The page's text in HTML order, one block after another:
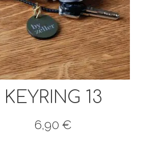
KEYRING 13
6,90 €